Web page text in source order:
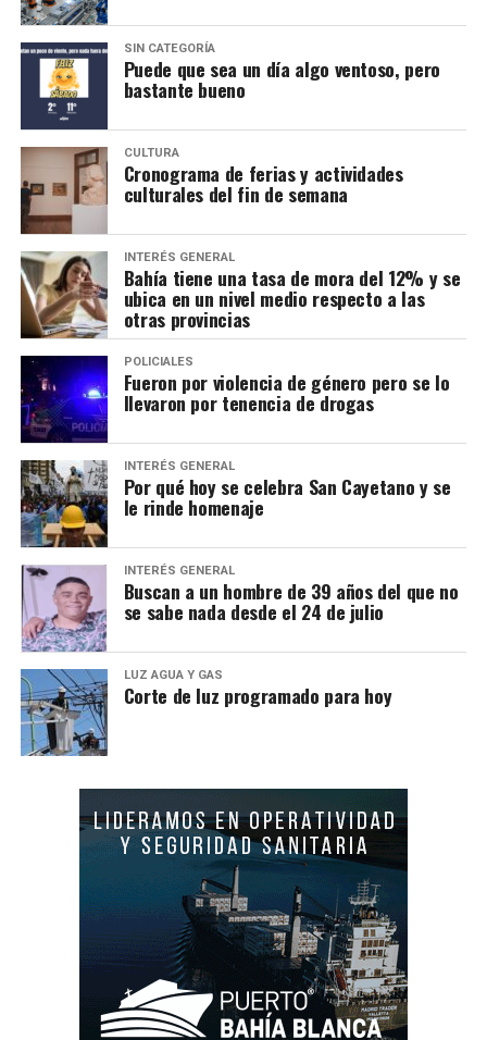
SIN CATEGORÍA
Puede que sea un día algo ventoso, pero
bastante bueno
CULTURA
Cronograma de ferias y actividades
culturales del fin de semana
INTERÉS GENERAL
Bahía tiene una tasa de mora del 12% y se
ubica en un nivel medio respecto a las
otras provincias
POLICIALES
Fueron por violencia de género pero se lo
llevaron por tenencia de drogas
INTERÉS GENERAL
Por qué hoy se celebra San Cayetano y se
le rinde homenaje
INTERÉS GENERAL
Buscan a un hombre de 39 años del que no
se sabe nada desde el 24 de julio
LUZ AGUA Y GAS
Corte de luz programado para hoy